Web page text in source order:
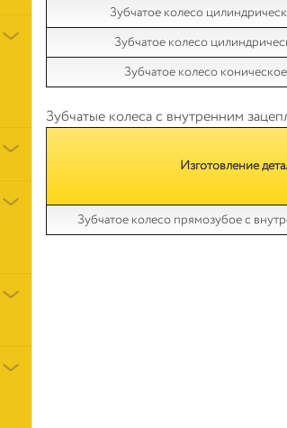
Зубчатое колесо
Зубчатое колесо
Зубчатое колесо
Зубчатые колеса с внутренним
Изготовление
Зубчатое колесо прямозубое с